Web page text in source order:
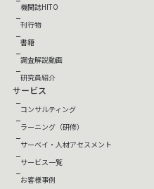
機関誌HITO
刊行物
書籍
調査解説動画
研究員紹介
サービス
コンサルティング
ラーニング（研修）
サーベイ・人材アセスメント
サービス一覧
お客様事例